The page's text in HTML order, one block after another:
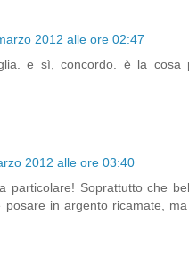
2012 alle ore 02:47
e sì, concordo. è la cosa
2012 alle ore 03:40
particolare! Soprattutto che
posare in argento ricamate,